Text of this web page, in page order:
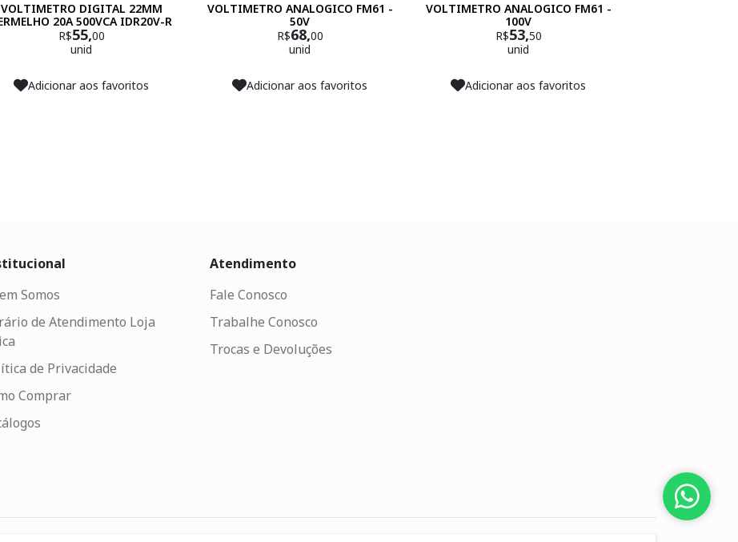
VOLTIMETRO DIGITAL 22MM
20A 500VCA IDR20V-R
R$55,00
unid
Adicionar aos favoritos
VOLTIMETRO ANALOGICO FM61 -
50V
R$68,00
unid
Adicionar aos favoritos
VOLTIMETRO ANALOGICO FM61 -
100V
R$53,50
unid
Adicionar aos favoritos
Somos
de Atendimento Loja
de Privacidade
Comprar
Atendimento
Fale Conosco
Trabalhe Conosco
Trocas e Devoluções